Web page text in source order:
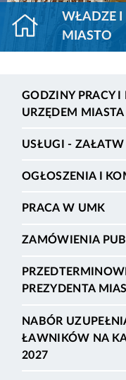
WŁADZE I
MIASTO
GODZINY PRACY I
URZĘDEM
USŁUGI - ZAŁATW
OGŁOSZENIA I
PRACA W UMK
ZAMÓWIENIA
PREZYDENTA
NABÓR
ŁAWNIKÓW NA
2027